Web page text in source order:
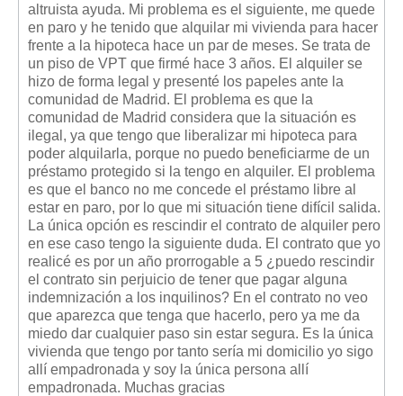
Legislación sobre Arrendamientos Urbanos
Legislación sobre la Comunidad de Propietarios
Legislación sobre Adquisición de Vivienda en Propiedad
Legislación de interés práctico
Diccionario
Usuario
Entrar / Salir
Mis boletines
altruista ayuda. Mi problema es el siguiente, me quede
en paro y he tenido que alquilar mi vivienda para hacer
frente a la hipoteca hace un par de meses. Se trata de
un piso de VPT que firmé hace 3 años. El alquiler se
hizo de forma legal y presenté los papeles ante la
comunidad de Madrid. El problema es que la
comunidad de Madrid considera que la situación es
ilegal, ya que tengo que liberalizar mi hipoteca para
poder alquilarla, porque no puedo beneficiarme de un
préstamo protegido si la tengo en alquiler. El problema
es que el banco no me concede el préstamo libre al
estar en paro, por lo que mi situación tiene difícil salida.
La única opción es rescindir el contrato de alquiler pero
en ese caso tengo la siguiente duda. El contrato que yo
realicé es por un año prorrogable a 5 ¿puedo rescindir
el contrato sin perjuicio de tener que pagar alguna
indemnización a los inquilinos? En el contrato no veo
que aparezca que tenga que hacerlo, pero ya me da
miedo dar cualquier paso sin estar segura. Es la única
vivienda que tengo por tanto sería mi domicilio yo sigo
allí empadronada y soy la única persona allí
empadronada. Muchas gracias